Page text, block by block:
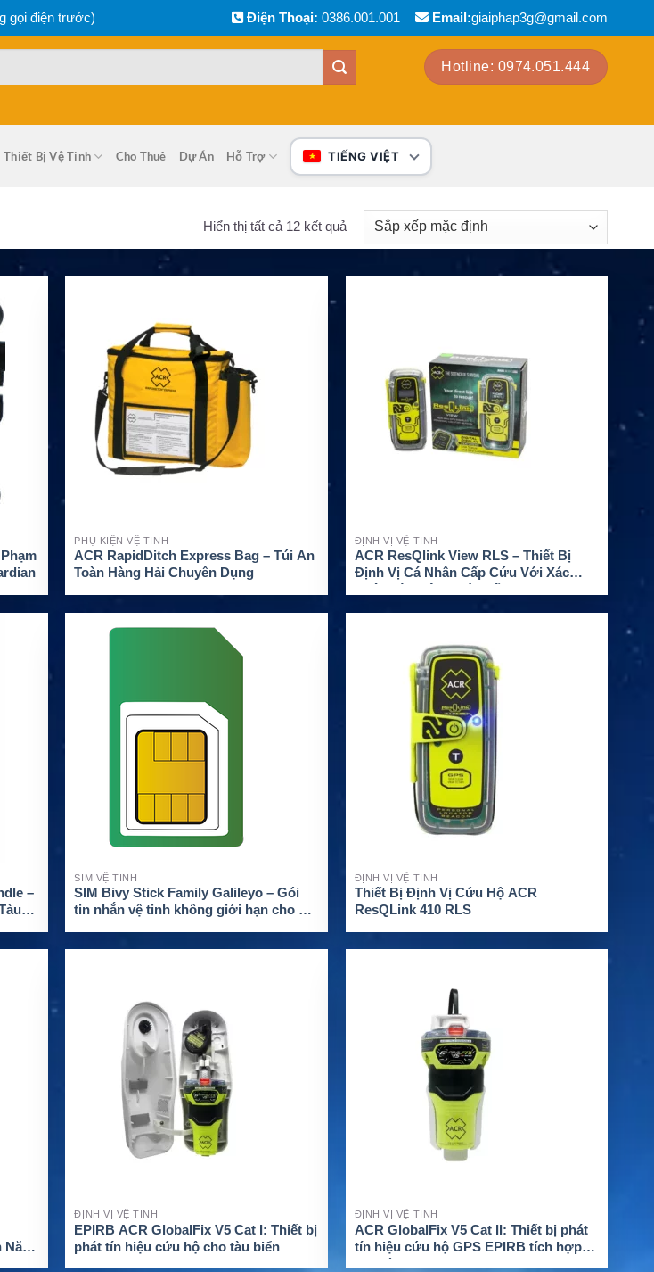
gọi điện trước) Điện Thoại: 0386.001.001 Email:giaiphap3g@gmail.com
Hotline: 0974.051.444
Thiết Bị Vệ Tinh Cho Thuê Dự Án Hỗ Trợ TIẾNG VIỆT
Hiển thị tất cả 12 kết quả
PHỤ KIỆN VỆ TINH
ACR RapidDitch Express Bag – Túi An
Toàn Hàng Hải Chuyên Dụng
ĐỊNH VỊ VỆ TINH
ACR ResQlink View RLS – Thiết Bị
Định Vị Cá Nhân Cấp Cứu Với Xác
–
SIM VỆ TINH
SIM Bivy Stick Family Galileyo – Gói
tin nhắn vệ tinh không giới hạn cho gia
đình
ĐỊNH VỊ VỆ TINH
Thiết Bị Định Vị Cứu Hộ ACR
ResQLink 410 RLS
ĐỊNH VỊ VỆ TINH
EPIRB ACR GlobalFix V5 Cat I: Thiết bị
phát tín hiệu cứu hộ cho tàu biển
ĐỊNH VỊ VỆ TINH
ACR GlobalFix V5 Cat II: Thiết bị phát
tín hiệu cứu hộ GPS EPIRB tích hợp
AIS và RLS